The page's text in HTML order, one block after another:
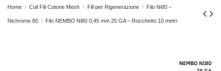
Home Coil Fili Cotone Mesh Fili per Rigenerazione Filo Ni80 –
Nichrome 80 Filo NEMBO Ni80 0,45 mm 25 GA – Rocchetto 10 metri